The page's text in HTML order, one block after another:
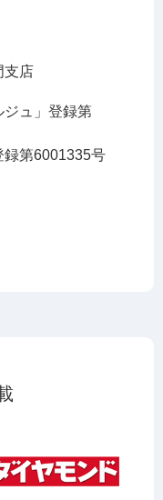
店
ジュ」登録第
録第6001335号